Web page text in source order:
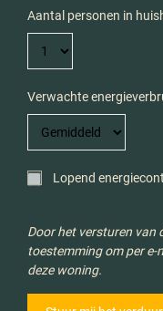
Aantal personen in
Verwachte
Lopend
Door het versturen van
toestemming om per e-
deze woning.